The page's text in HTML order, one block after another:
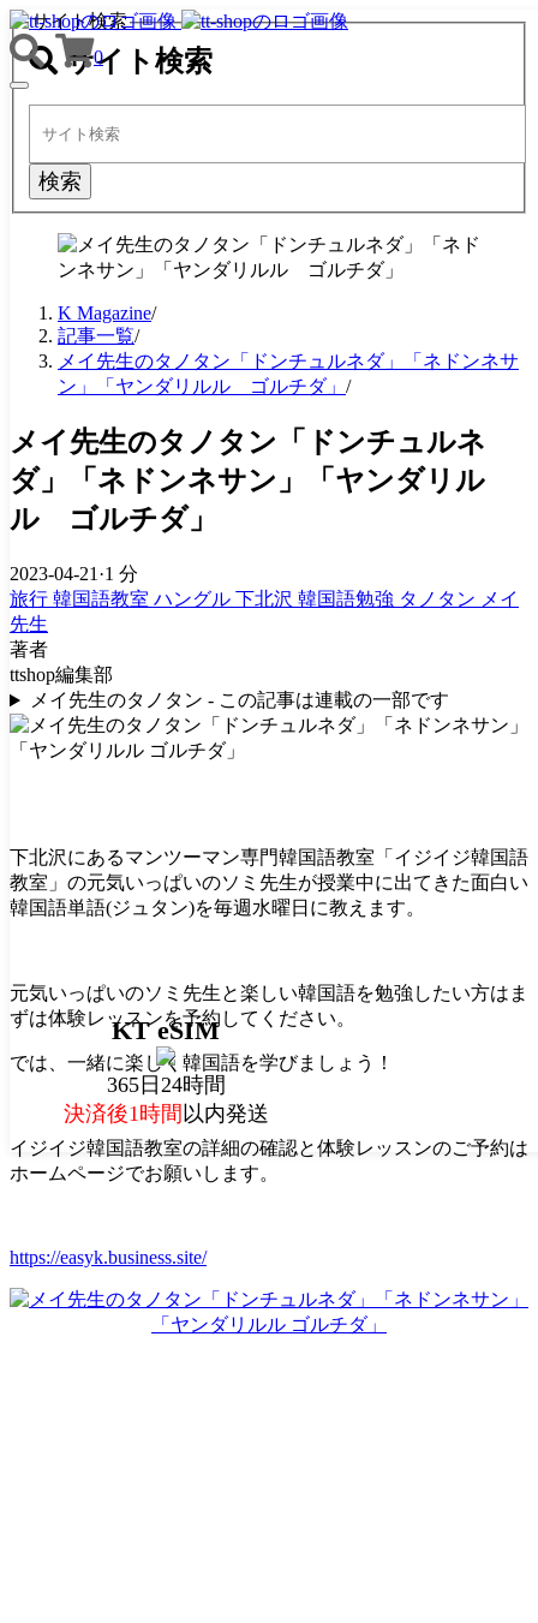
0
TOGGLE
NAVIGATION
KT eSIM
365日24時間
決済後1時間以内発送
サイト検索
サイト検索
検索
K Magazine/
記事一覧/
メイ先生のタノタン「ドンチュルネダ」「ネドンネサ
ン」「ヤンダリルル ゴルチダ」 /
メイ先生のタノタン「ドンチュルネ
ダ」「ネドンネサン」「ヤンダリル
ル ゴルチダ」
2023-04-21 ·1 分
旅行 韓国語教室 ハングル 下北沢 韓国語勉強 タノタン メイ
先生
著者
ttshop編集部
メイ先生のタノタン - この記事は連載の一部です
下北沢にあるマンツーマン専門韓国語教室「イジイジ韓国語
教室」の元気いっぱいのソミ先生が授業中に出てきた面白い
韓国語単語(ジュタン)を毎週水曜日に教えます。
元気いっぱいのソミ先生と楽しい韓国語を勉強したい方はま
ずは体験レッスンを予約してください。
では、一緒に楽しく韓国語を学びましょう！
イジイジ韓国語教室の詳細の確認と体験レッスンのご予約は
ホームページでお願いします。
https://easyk.business.site/